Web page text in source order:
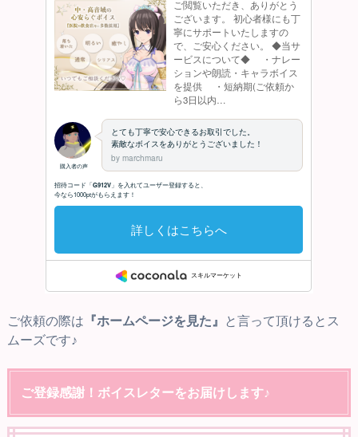
ご依頼の際は 『ホームページを見た』
と言って頂けるとス
ムーズです♪
ご登録感謝！ボイスレターをお届けします♪